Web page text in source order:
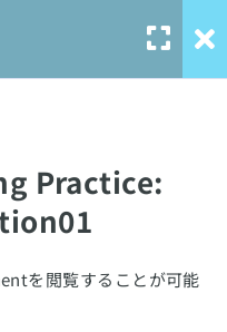
Practice:
を閲覧することが可能